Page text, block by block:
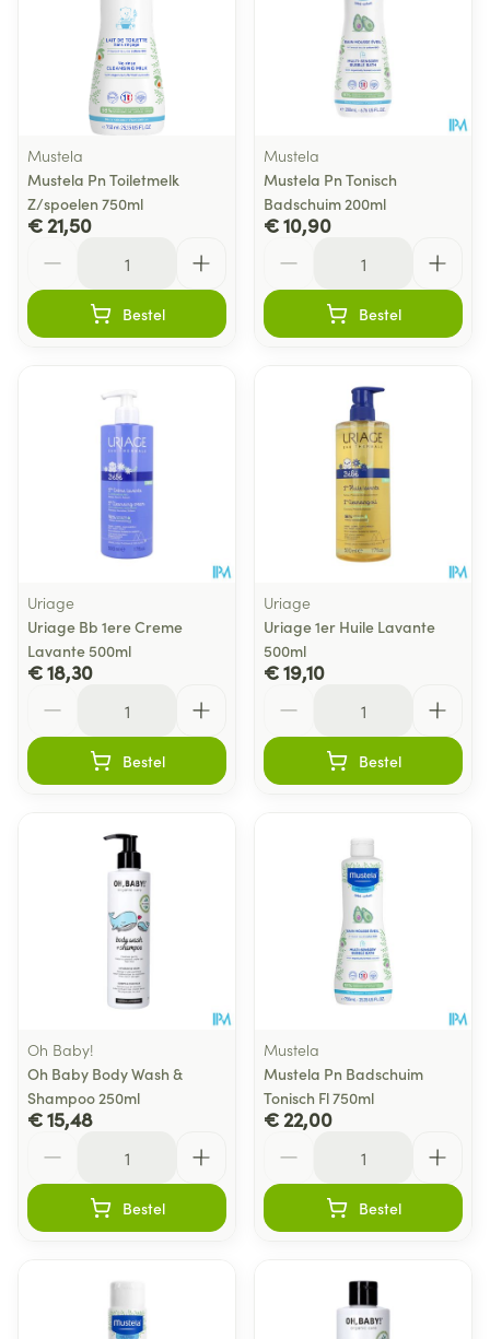
Mustela
Mustela Pn Toiletmelk
Z/spoelen 750ml
€ 21,50
Bestel
Mustela
Mustela Pn Tonisch
Badschuim 200ml
€ 10,90
Bestel
Uriage
Uriage Bb 1ere Creme
Lavante 500ml
€ 18,30
Bestel
Uriage
Uriage 1er Huile Lavante
500ml
€ 19,10
Bestel
Oh Baby!
Oh Baby Body Wash &
Shampoo 250ml
€ 15,48
Bestel
Mustela
Mustela Pn Badschuim
Tonisch Fl 750ml
€ 22,00
Bestel